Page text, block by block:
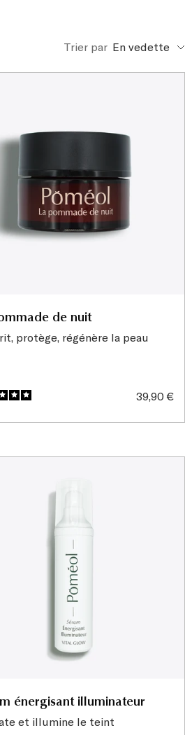
Trier par En vedette
de nuit
protège, régénère la peau
Prix
39,90 €
énergisant illuminateur
et illumine le teint